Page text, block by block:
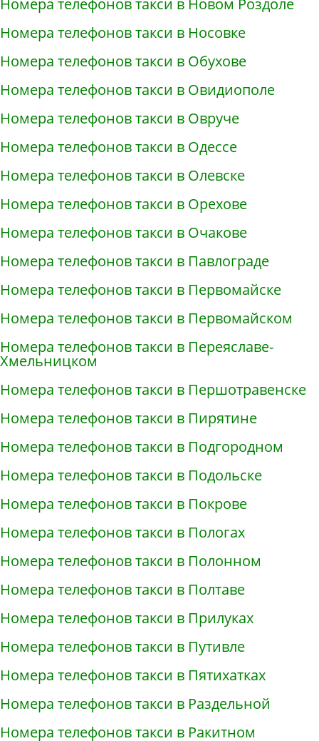
Номера телефонов такси в Новом Роздоле
Номера телефонов такси в Носовке
Номера телефонов такси в Обухове
Номера телефонов такси в Овидиополе
Номера телефонов такси в Овруче
Номера телефонов такси в Одессе
Номера телефонов такси в Олевске
Номера телефонов такси в Орехове
Номера телефонов такси в Очакове
Номера телефонов такси в Павлограде
Номера телефонов такси в Первомайске
Номера телефонов такси в Первомайском
Номера телефонов такси в Переяславе-
Хмельницком
Номера телефонов такси в Першотравенске
Номера телефонов такси в Пирятине
Номера телефонов такси в Подгородном
Номера телефонов такси в Подольске
Номера телефонов такси в Покрове
Номера телефонов такси в Пологах
Номера телефонов такси в Полонном
Номера телефонов такси в Полтаве
Номера телефонов такси в Прилуках
Номера телефонов такси в Путивле
Номера телефонов такси в Пятихатках
Номера телефонов такси в Раздельной
Номера телефонов такси в Ракитном